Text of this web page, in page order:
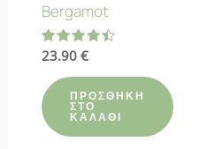
Bergamot
Βαθμολογήθηκε
4.50
από 5
23.90 €
ΠΡΟΣΘΉΚΗ
ΣΤΟ
ΚΑΛΆΘΙ